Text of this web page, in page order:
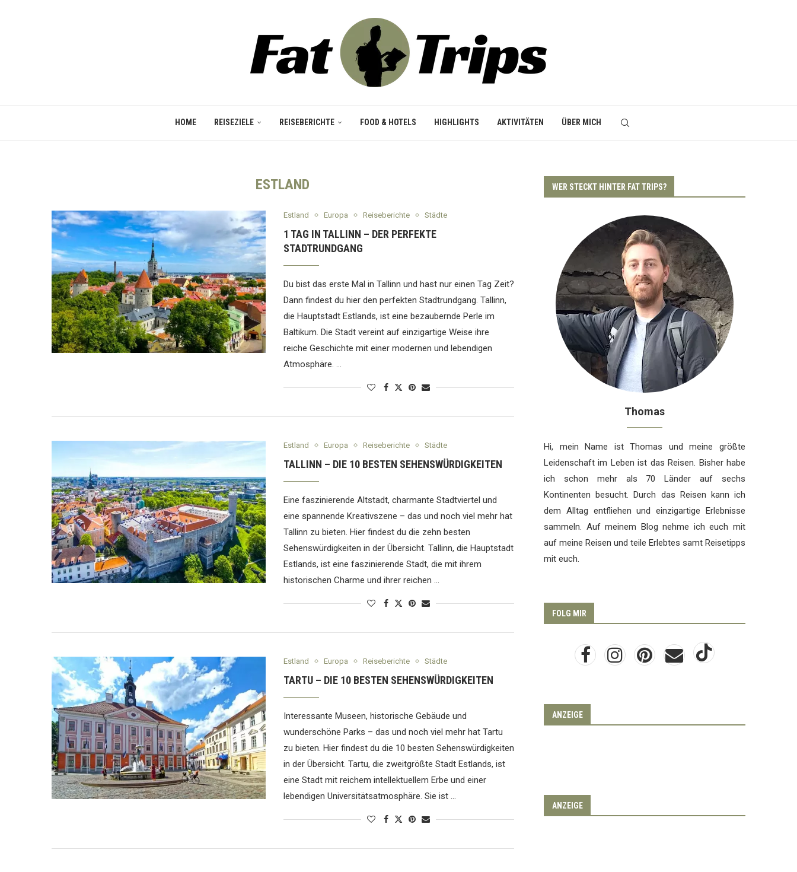
HOME REISEZIELE REISEBERICHTE FOOD & HOTELS HIGHLIGHTS AKTIVITÄTEN ÜBER MICH
ESTLAND
Estland Europa Reiseberichte Städte
1 TAG IN TALLINN – DER PERFEKTE
STADTRUNDGANG
Du bist das erste Mal in Tallinn und hast nur einen Tag Zeit?
Dann findest du hier den perfekten Stadtrundgang. Tallinn,
die Hauptstadt Estlands, ist eine bezaubernde Perle im
Baltikum. Die Stadt vereint auf einzigartige Weise ihre
reiche Geschichte mit einer modernen und lebendigen
Atmosphäre. …
Estland Europa Reiseberichte Städte
TALLINN – DIE 10 BESTEN SEHENSWÜRDIGKEITEN
Eine faszinierende Altstadt, charmante Stadtviertel und
eine spannende Kreativszene – das und noch viel mehr hat
Tallinn zu bieten. Hier findest du die zehn besten
Sehenswürdigkeiten in der Übersicht. Tallinn, die Hauptstadt
Estlands, ist eine faszinierende Stadt, die mit ihrem
historischen Charme und ihrer reichen …
Estland Europa Reiseberichte Städte
TARTU – DIE 10 BESTEN SEHENSWÜRDIGKEITEN
Interessante Museen, historische Gebäude und
wunderschöne Parks – das und noch viel mehr hat Tartu
zu bieten. Hier findest du die 10 besten Sehenswürdigkeiten
in der Übersicht. Tartu, die zweitgrößte Stadt Estlands, ist
eine Stadt mit reichem intellektuellem Erbe und einer
lebendigen Universitätsatmosphäre. Sie ist …
WER STECKT HINTER FAT TRIPS?
Thomas
Hi, mein Name ist Thomas und meine größte
Leidenschaft im Leben ist das Reisen. Bisher habe
ich schon mehr als 70 Länder auf sechs
Kontinenten besucht. Durch das Reisen kann ich
dem Alltag entfliehen und einzigartige Erlebnisse
sammeln. Auf meinem Blog nehme ich euch mit
auf meine Reisen und teile Erlebtes samt Reisetipps
mit euch.
FOLG MIR
ANZEIGE
ANZEIGE